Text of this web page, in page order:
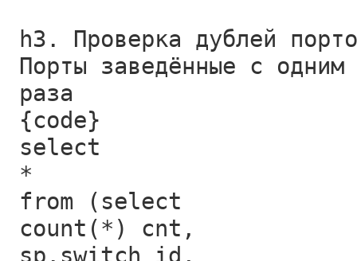
h3. Проверка дублей
Порты заведённые с одним
раза
{code}
select
*
from (select
count(*) cnt,
sp.switch_id,